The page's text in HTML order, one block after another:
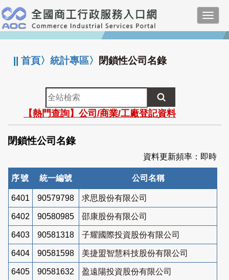
跳
到
主
要
:::
||首頁〉統計專區〉 閉鎖性公司名錄
全
站
檢
索
【熱門查詢】公司/商業/工廠登記資料
閉鎖性公司名錄
資料更新頻率：即時
序號 統一編號 公司名稱
6401 90579798 求思股份有限公司
6402 90580985 邵康股份有限公司
6403 90581318 子耀國際投資股份有限公司
6404 90581598 美捷盟智慧科技股份有限公司
6405 90581632 盈遠陽投資股份有限公司